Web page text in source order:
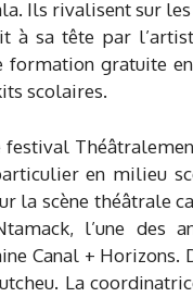
Ils rivalisent sur
à sa tête par
formation gratuite
scolaires.
festival
en milieu
la scène théâtrale
l’une des
Canal + Horizons.
La